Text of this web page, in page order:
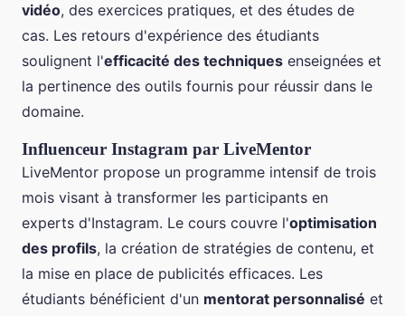
vidéo, des exercices pratiques, et des études de
cas. Les retours d'expérience des étudiants
soulignent l'efficacité des techniques enseignées et
la pertinence des outils fournis pour réussir dans le
domaine.
Influenceur Instagram par LiveMentor
LiveMentor propose un programme intensif de trois
mois visant à transformer les participants en
experts d'Instagram. Le cours couvre l'optimisation
des profils, la création de stratégies de contenu, et
la mise en place de publicités efficaces. Les
étudiants bénéficient d'un mentorat personnalisé et